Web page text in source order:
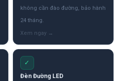
không cần đào đường, bảo hành
24 tháng.
✓
Đèn Đường LED